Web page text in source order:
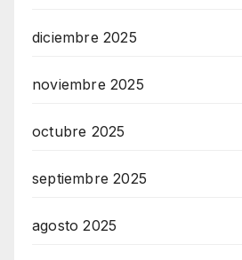
diciembre 2025
noviembre 2025
octubre 2025
septiembre 2025
agosto 2025